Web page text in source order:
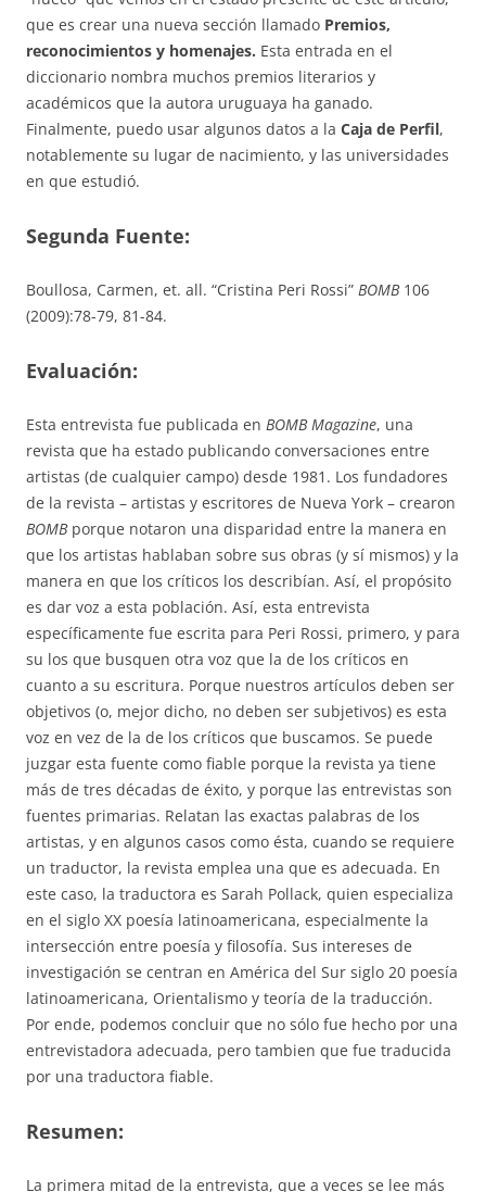
que es crear una nueva sección llamado Premios,
reconocimientos y homenajes. Esta entrada en el
diccionario nombra muchos premios literarios y
académicos que la autora uruguaya ha ganado.
Finalmente, puedo usar algunos datos a la Caja de Perfil,
notablemente su lugar de nacimiento, y las universidades
en que estudió.
Segunda Fuente:
Boullosa, Carmen, et. all. “Cristina Peri Rossi” BOMB106
(2009):78-79, 81-84.
Evaluación:
Esta entrevista fue publicada en BOMB Magazine, una
revista que ha estado publicando conversaciones entre
artistas (de cualquier campo) desde 1981. Los fundadores
de la revista – artistas y escritores de Nueva York – crearon
BOMBporque notaron una disparidad entre la manera en
que los artistas hablaban sobre sus obras (y sí mismos) y la
manera en que los críticos los describían. Así, el propósito
es dar voz a esta población. Así, esta entrevista
específicamente fue escrita para Peri Rossi, primero, y para
su los que busquen otra voz que la de los críticos en
cuanto a su escritura. Porque nuestros artículos deben ser
objetivos (o, mejor dicho, no deben ser subjetivos) es esta
voz en vez de la de los críticos que buscamos. Se puede
juzgar esta fuente como fiable porque la revista ya tiene
más de tres décadas de éxito, y porque las entrevistas son
fuentes primarias. Relatan las exactas palabras de los
artistas, y en algunos casos como ésta, cuando se requiere
un traductor, la revista emplea una que es adecuada. En
este caso, la traductora es Sarah Pollack, quien especializa
en el siglo XX poesía latinoamericana, especialmente la
intersección entre poesía y filosofía. Sus intereses de
investigación se centran en América del Sur siglo 20 poesía
latinoamericana, Orientalismo y teoría de la traducción.
Por ende, podemos concluir que no sólo fue hecho por una
entrevistadora adecuada, pero tambien que fue traducida
por una traductora fiable.
Resumen:
La primera mitad de la entrevista, que a veces se lee más